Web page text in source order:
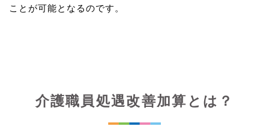
介護職員処遇改善加算とは？